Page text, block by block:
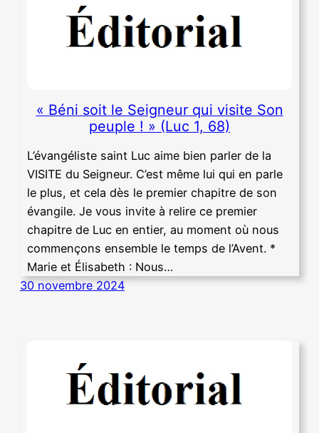
« Béni soit le Seigneur qui visite Son
peuple ! » (Luc 1, 68)
L’évangéliste saint Luc aime bien parler de la
VISITE du Seigneur. C’est même lui qui en parle
le plus, et cela dès le premier chapitre de son
évangile. Je vous invite à relire ce premier
chapitre de Luc en entier, au moment où nous
commençons ensemble le temps de l’Avent. *
Marie et Élisabeth : Nous…
30 novembre 2024